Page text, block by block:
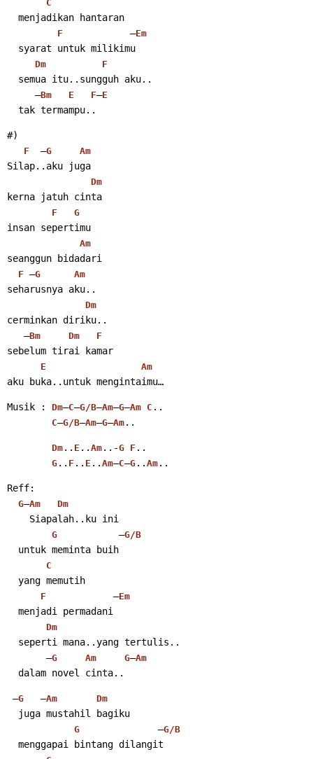
C
  menjadikan hantaran
F
            –
Em
  syarat untuk milikimu
Dm F
  semua itu..sungguh aku..
     –
Bm E F–E
  tak termampu..
#)
F
  –
G Am
Silap..aku juga
Dm
kerna jatuh cinta
F G
insan sepertimu
Am
seanggun bidadari
F –G Am
seharusnya aku..
Dm
cerminkan diriku..
   –
Bm Dm F
sebelum tirai kamar
E Am
aku buka..untuk mengintaimu…
Musik : Dm–C–G/B–Am–G–Am C ..
C–G/B–Am–G–Am ..
Dm .. E .. Am ..-G F ..
G .. F .. E .. Am–C–G .. Am ..
Reff:
G–Am Dm
    Siapalah..ku ini
G
           –
G/B
  untuk meminta buih
C
  yang memutih
F
            –
Em
  menjadi permadani
Dm
  seperti mana..yang tertulis..
       –
G Am G–Am
  dalam novel cinta..
–G
   –
Am Dm
  juga mustahil bagiku
G
              –
G/B
  menggapai bintang dilangit